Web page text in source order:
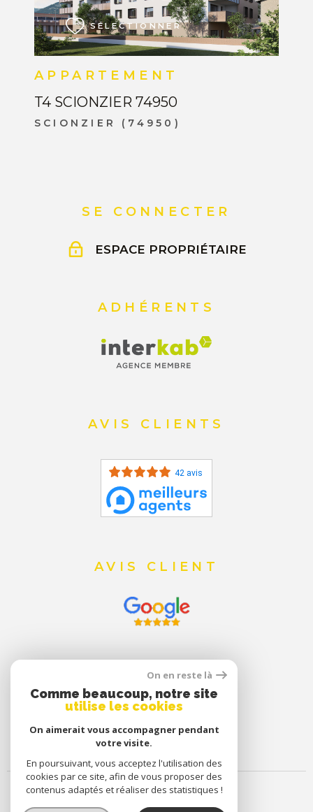
APPARTEMENT
T4 SCIONZIER 74950
SCIONZIER (74950)
SÉLECTIONNER
SE CONNECTER
ESPACE PROPRIÉTAIRE
ADHÉRENTS
AVIS CLIENTS
42 avis
AVIS CLIENT
On en reste là
Comme beaucoup, notre site
utilise les cookies
On aimerait vous accompagner pendant
votre visite.
En poursuivant, vous acceptez l'utilisation des
cookies par ce site, afin de vous proposer des
contenus adaptés et réaliser des statistiques !